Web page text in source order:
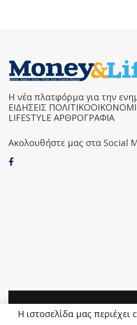
Η νέα πλατφόρμα για την
ΕΙΔΗΣΕΙΣ
LIFESTYLE ΑΡΘΡΟΓΡΑΦΙΑ
Ακολουθήστε μας στα Social
Η ιστοσελίδα μας